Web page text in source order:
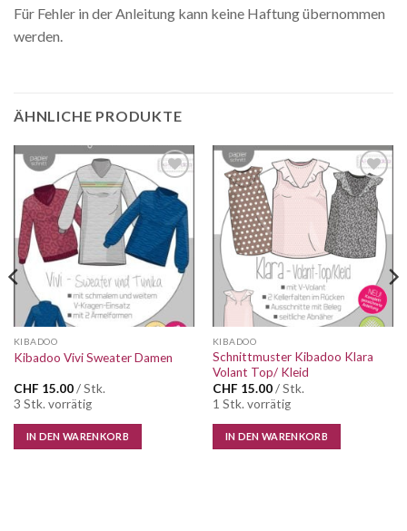
Für Fehler in der Anleitung kann keine Haftung übernommen
werden.
ÄHNLICHE PRODUKTE
Auf die
Wunschliste
KIBADOO
Kibadoo Vivi Sweater Damen
CHF 15.00/ Stk.
3 Stk. vorrätig
IN DEN WARENKORB
Auf die
Wunschliste
KIBADOO
Schnittmuster Kibadoo Klara
Volant Top/ Kleid
CHF 15.00/ Stk.
1 Stk. vorrätig
IN DEN WARENKORB